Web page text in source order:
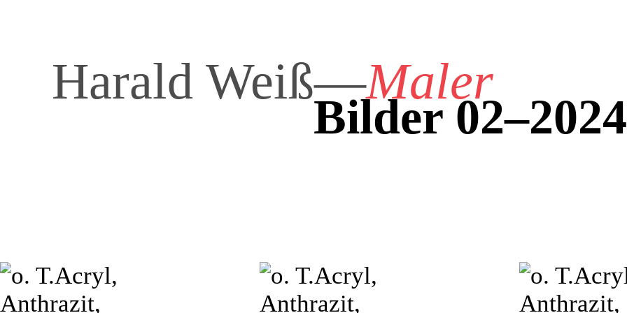
Harald Weiß—Maler
Bilder 02–2024